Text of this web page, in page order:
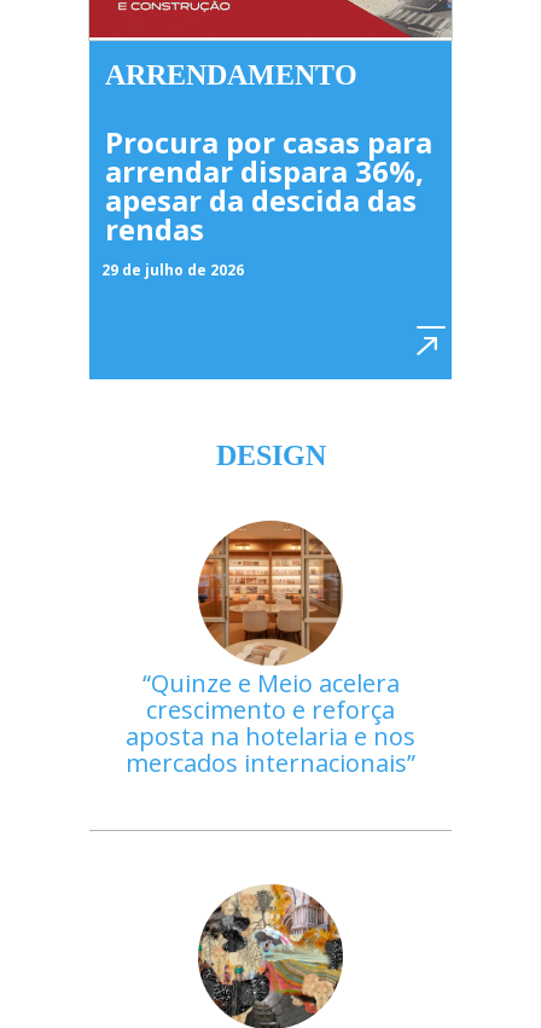
ARRENDAMENTO
Procura por casas para
arrendar dispara 36%,
apesar da descida das
rendas
29 de julho de 2026
DESIGN
Quinze e Meio acelera
crescimento e reforça
aposta na hotelaria e nos
mercados internacionais